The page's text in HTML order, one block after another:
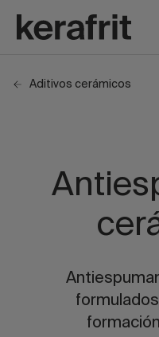
Aditivos cerámicos